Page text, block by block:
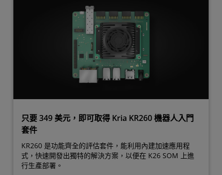
只要 349 美元，即可取得 Kria KR260 機器人入門
套件
KR260 是功能齊全的評估套件，能利用內建加速應用程
式，快速開發出獨特的解決方案，以便在 K26 SOM 上進
行生產部署。